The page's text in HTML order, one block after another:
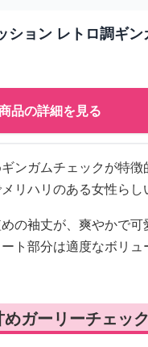
ション レトロ調ギン
品の詳細を見る
ンガムチェックが特徴
リハリのある女性らし
の袖丈が、爽やかで可
ト部分は適度なボリ
ガーリーチェッ